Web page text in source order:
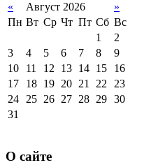
« Август 2026
»
Пн Вт Ср Чт Пт Сб Вс
1
2
3
4 5 6 7 8
9
10
11 12 13 14 15
16
17
18 19 20 21 22
23
24
25 26 27 28 29 30
31
О сайте